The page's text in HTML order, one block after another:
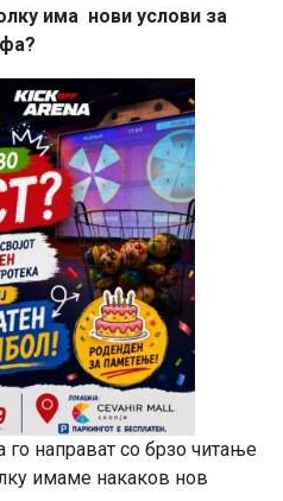
има нови услови за
направат со брзо читање
имаме накаков нов